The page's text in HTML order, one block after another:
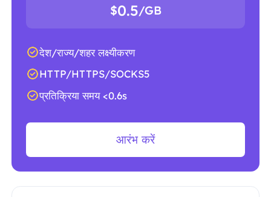
$0.5/GB
देश/राज्य/शहर लक्ष्यीकरण
HTTP/HTTPS/SOCKS5
प्रतिक्रिया समय <0.6s
आरंभ करें